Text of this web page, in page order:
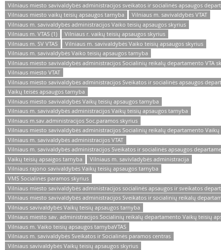
Vilniaus miesto savivaldybės administracijos sveikatos ir socialinės apsaugos
Vilniaus miesto vaikų teisių apsaugos tarnyba
Vilniaus m. savivaldybės VTAT
Vilniaus m. savivaldybės administracijos Vaiko teisių apsaugos skyrius
Vilniaus m. VTAS (1)
Vilniaus r. vaikų teisių apsaugos skyrius
Vilniaus m. SV VTAS
Vilniaus m. savivaldybės Vaiko teisių apsaugos skyrius
Vilniaus m. savivaldybės Vaiko teisių apsaugos tarnyba
Vilniaus miesto savivaldybės administracijos Socialinių reikalų departamento VTA
Vilniaus miesto VTAT
Vilniaus miesto savivaldybės administracijos Sveikatos ir socialinės apsaugos
Vaikų teisės apsaugos tarnyba
Vilniaus miesto savivaldybės Vaikų teisių apsaugos tarnyba
Vilniaus m. savivaldybės administracijos Vaikų teisių apsaugos tarnyba
Vilniaus m.sav.administracijos Soc.paramos skyrius
Vilniaus miesto savivaldybės administracijos Socialinių reikalų departamento
Vilniaus m. savivaldybės administracijos VTAT
Vilniaus m. savivaldybės administracijos Sveikatos ir socialinės apsaugos
Vaikų teisių apsaigos tarnyba
Vilniaus m. savivladybės administracija
Vilniaus rajono savivaldybės Vaikų teisių apsaugos tarnyba
VMS Socialinės paramos skyrius
Vilniaus miesto savivaldybės administracijos socialinės apsaugos ir sveikatos
Vilniaus miesto savivaldybės administracijos Sveikatos ir socialinių reikalų
Vilniaus savivaldybės Vaikų teisių apsaugos tarnyba
Vilniaus miesto sav. administracijos Socialinių reikalų departamento Vaikų teisių
Vilniaus m. Vaiko teisių apsaugos tarnybaVTAS
Vilniaus m. savivaldybės Sveikatos ir Socialinės paramos centras
Vilniaus savivaldybės Vaikų teisių apsaugos skyrius